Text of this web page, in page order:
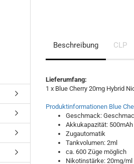
Beschreibung CLP
Lieferumfang:
1 x Blue Cherry 20mg Hybrid
Produktinformationen Blue
Geschmack:
Akkukapazität: 500mAh
Zugautomatik
Tankvolumen: 2ml
ca. 600 Züge möglich
Nikotinstärke: 20mg/ml